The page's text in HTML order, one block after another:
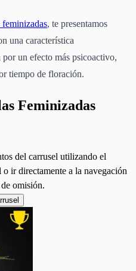
feminizadas, te presentamos
una característica
un efecto más psicoactivo,
tiempo de floración.
Feminizadas
del carrusel utilizando el
ir directamente a la navegación
omisión.